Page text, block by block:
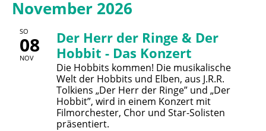
November 2026
SO
08
NOV
Der Herr der Ringe & Der
Hobbit - Das Konzert
Die Hobbits kommen! Die musikalische
Welt der Hobbits und Elben, aus J.R.R.
Tolkiens „Der Herr der Ringe” und „Der
Hobbit”, wird in einem Konzert mit
Filmorchester, Chor und Star-Solisten
präsentiert.